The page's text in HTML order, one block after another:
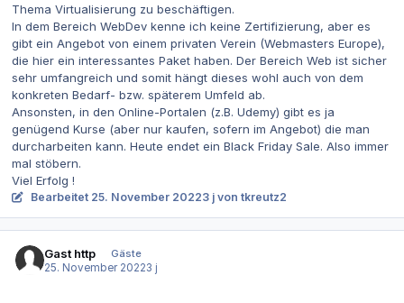
Thema Virtualisierung zu beschäftigen.
In dem Bereich WebDev kenne ich keine Zertifizierung, aber es
gibt ein Angebot von einem privaten Verein (Webmasters Europe),
die hier ein interessantes Paket haben. Der Bereich Web ist sicher
sehr umfangreich und somit hängt dieses wohl auch von dem
konkreten Bedarf- bzw. späterem Umfeld ab.
Ansonsten, in den Online-Portalen (z.B. Udemy) gibt es ja
genügend Kurse (aber nur kaufen, sofern im Angebot) die man
durcharbeiten kann. Heute endet ein Black Friday Sale. Also immer
mal stöbern.
Viel Erfolg !
Bearbeitet 25. November 20223 j von tkreutz2
Gast http
Gäste
25. November 20223 j